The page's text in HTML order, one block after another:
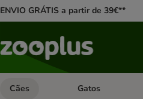
ENVIO GRÁTIS a partir de 39€**
Cães Abrir menu de
Gatos